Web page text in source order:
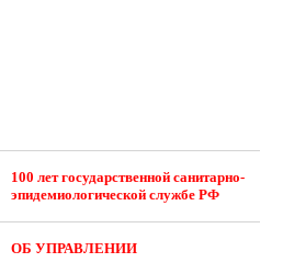
100 лет государственной санитарно-
эпидемиологической службе РФ
ОБ УПРАВЛЕНИИ